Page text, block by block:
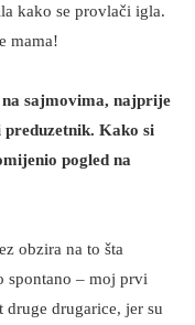
kako se provlači igla.
mama!
na sajmovima, najprije
Kako si
pogled na
obzira na to šta
spontano – moj prvi
druge drugarice, jer su